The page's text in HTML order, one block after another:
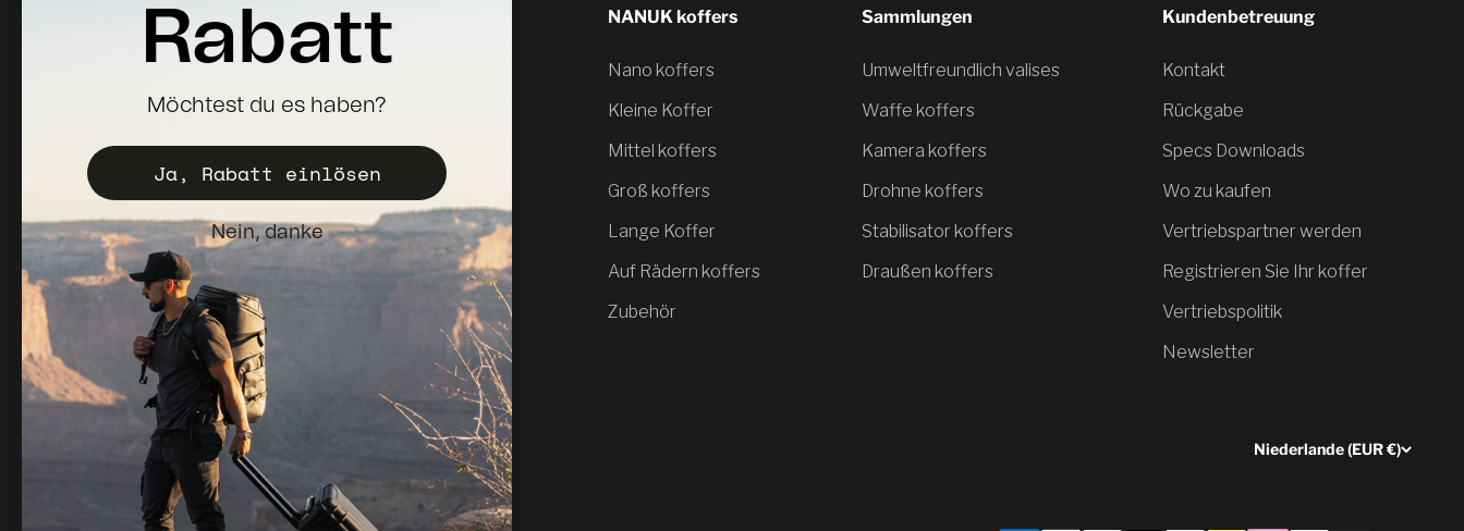
Rabatt auf Ihre erste Bestellung an.
E-Mail
Abonnieren
NANUK koffers
Nano koffers
Kleine Koffer
Mittel koffers
Groß koffers
Lange Koffer
Auf Rädern koffers
Zubehör
Sammlungen
Umweltfreundlich valises
Waffe koffers
Kamera koffers
Drohne koffers
Stabilisator koffers
Draußen koffers
Kundenbetreuung
Kontakt
Rückgabe
Specs Downloads
Wo zu kaufen
Vertriebspartner werden
Registrieren Sie Ihr koffer
Vertriebspolitik
Newsletter
Niederlande (EUR €)
Rabatt
Möchtest du es haben?
Ja, Rabatt einlösen
Nein, danke